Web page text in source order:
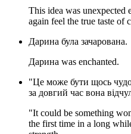
This idea was unexpected
again feel the true taste of
Дарина була зачарована.
Дарина was enchanted.
"Це може бути щось
за довгий час вона
"It could be something
the first time in a long